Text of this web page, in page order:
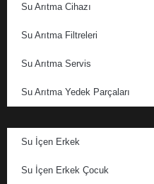
Su Arıtma Cihazı
Su Arıtma Filtreleri
Su Arıtma Servis
Su Arıtma Yedek Parçaları
Su İçen Erkek
Su İçen Erkek Çocuk